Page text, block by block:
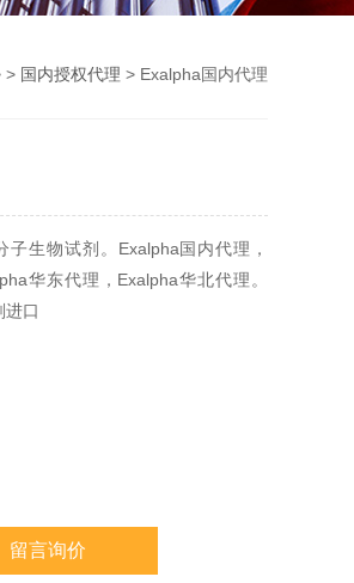
> 国内授权代理 > Exalpha国内代理
生物试剂。Exalpha国内代理，
华东代理，Exalpha华北代理。
进口
留言询价